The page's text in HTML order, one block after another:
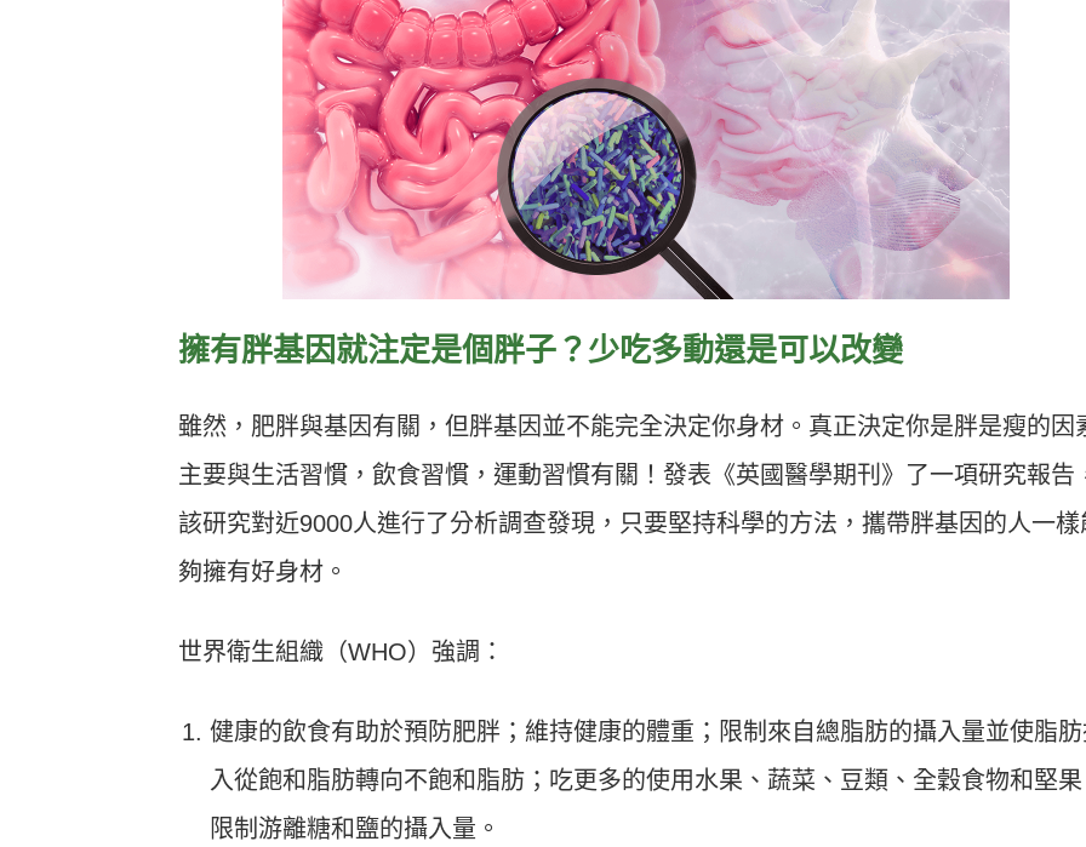
擁有胖基因就注定是個胖子？少吃多動還是可以改變
雖然，肥胖與基因有關，但胖基因並不能完全決定你身材。真正決定你是胖是瘦的因
主要與生活習慣，飲食習慣，運動習慣有關！發表《英國醫學期刊》了一項研究報告
該研究對近9000人進行了分析調查發現，只要堅持科學的方法，攜帶胖基因的人一樣
夠擁有好身材。
世界衛生組織（WHO）強調：
健康的飲食有助於預防肥胖；維持健康的體重；限制來自總脂肪的攝入量並使脂
入從飽和脂肪轉向不飽和脂肪；吃更多的使用水果、蔬菜、豆類、全穀食物和堅
限制游離糖和鹽的攝入量。